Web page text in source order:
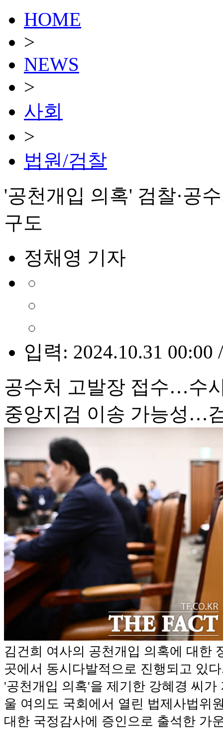
HOME
>
NEWS
>
사회
>
법원/검찰
'공천개입 의혹' 검찰·공
구도
정채영 기자
입력: 2024.10.31 00:00
공수처 고발장 접수…수
중앙지검 이송 가능성…
김건희 여사의 공천개입 의혹에 대한
곳에서 동시다발적으로 진행되고 있
'공천개입 의혹'을 제기한 강혜경 씨가
울 여의도 국회에서 열린 법제사법위
대한 국정감사에 증인으로 출석한 가